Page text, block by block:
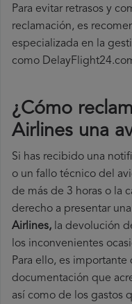
Para evitar retrasos y
reclamación, es
especializada en la
como
¿Cómo
Airlines una
Si has recibido una
o un fallo técnico del
de más de 3 horas o la
derecho a presentar
Airlines, la devolución
los inconvenientes
Para ello, es
documentación que
así como de los gastos